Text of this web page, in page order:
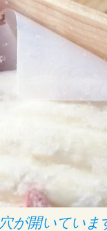
が開いていま